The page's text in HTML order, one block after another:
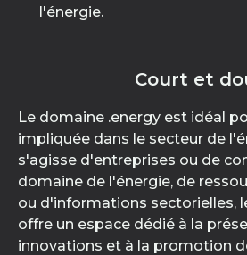
l'énergie.
Court et
Le domaine .energy est idéal
impliquée dans le secteur de
s'agisse d'entreprises ou de
domaine de l'énergie, de
ou d'informations sectorielles,
offre un espace dédié à la
innovations et à la promotion